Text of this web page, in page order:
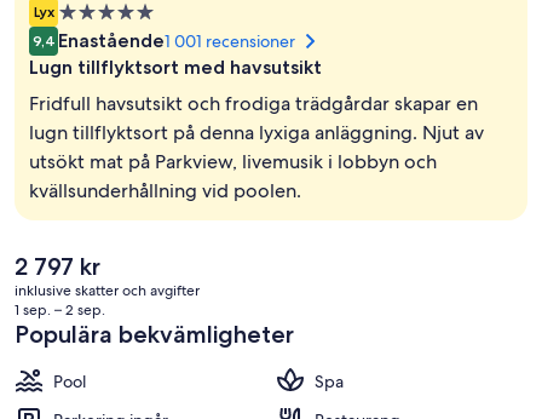
Exteriör
Lyx 5.0-
stjärnigt
boende
9,4 Enastående1 001 recensioner
Lugn tillflyktsort med havsutsikt
Fridfull havsutsikt och frodiga trädgårdar skapar en
lugn tillflyktsort på denna lyxiga anläggning. Njut av
utsökt mat på Parkview, livemusik i lobbyn och
kvällsunderhållning vid poolen.
Det
nuvarande
priset
är
2 797 kr
2 797 kr
inklusive skatter och avgifter
1 sep. – 2 sep.
Populära bekvämligheter
Pool
Spa